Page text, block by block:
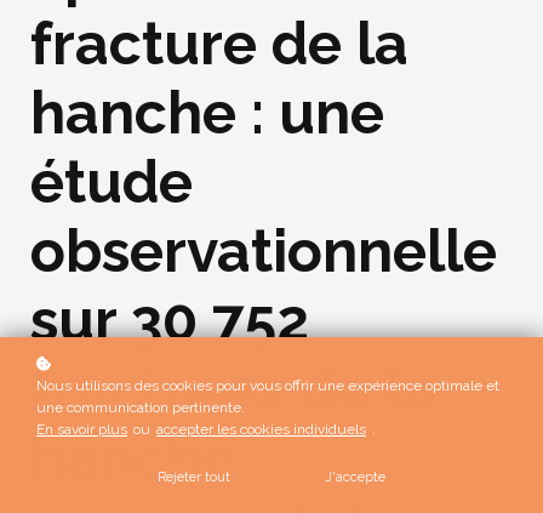
fracture de la
hanche : une
étude
observationnelle
sur 30 752
fractures de la
hanche
Nous utilisons des cookies pour vous offrir une expérience optimale et
une communication pertinente.
En savoir plus ou accepter les cookies individuels .
Rejeter tout J'accepte